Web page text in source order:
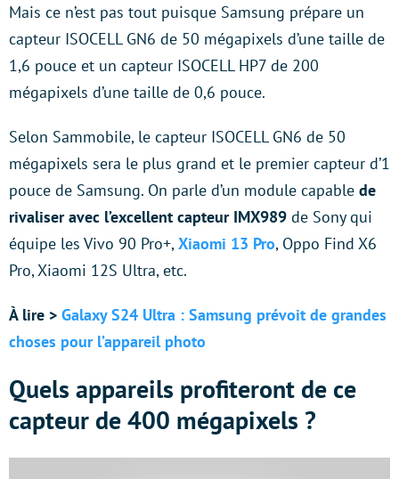
Mais ce n’est pas tout puisque Samsung prépare un
capteur ISOCELL GN6 de 50 mégapixels d’une taille de
1,6 pouce et un capteur ISOCELL HP7 de 200
mégapixels d’une taille de 0,6 pouce.
Selon Sammobile, le capteur ISOCELL GN6 de 50
mégapixels sera le plus grand et le premier capteur d’1
pouce de Samsung. On parle d’un module capable de
rivaliser avec l’excellent capteur IMX989 de Sony qui
équipe les Vivo 90 Pro+,Xiaomi 13 Pro, Oppo Find X6
Pro, Xiaomi 12S Ultra, etc.
À lire > Galaxy S24 Ultra : Samsung prévoit de grandes
choses pour l’appareil photo
Quels appareils profiteront de ce
capteur de 400 mégapixels ?